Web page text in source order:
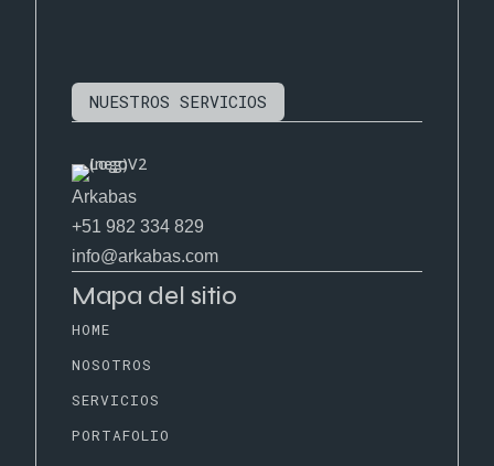
NUESTROS SERVICIOS
Arkabas
+51 982 334 829
info@arkabas.com
Mapa del sitio
HOME
NOSOTROS
SERVICIOS
PORTAFOLIO